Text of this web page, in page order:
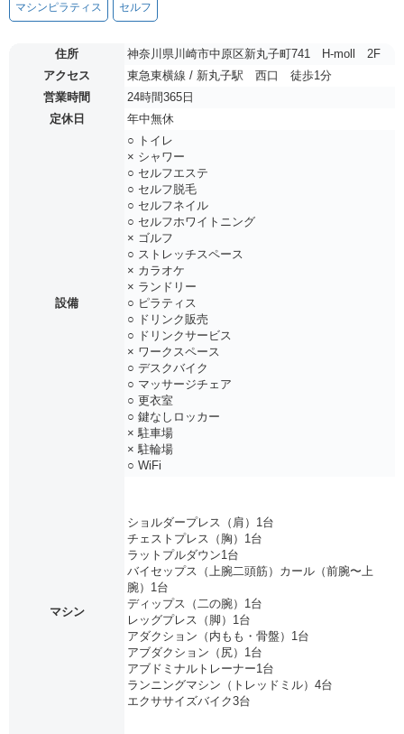
マシンピラティス セルフ
住所
神奈川県川崎市中原区新丸子町741 H-moll 2F
アクセス
東急東横線 / 新丸子駅 西口 徒歩1分
営業時間
24時間365日
定休日
年中無休
設備
○ トイレ
× シャワー
○ セルフエステ
○ セルフ脱毛
○ セルフネイル
○ セルフホワイトニング
× ゴルフ
○ ストレッチスペース
× カラオケ
× ランドリー
○ ピラティス
○ ドリンク販売
○ ドリンクサービス
× ワークスペース
○ デスクバイク
○ マッサージチェア
○ 更衣室
○ 鍵なしロッカー
× 駐車場
× 駐輪場
○ WiFi
マシン
ショルダープレス（肩）1台
チェストプレス（胸）1台
ラットプルダウン1台
バイセップス（上腕二頭筋）カール（前腕〜上
腕）1台
ディップス（二の腕）1台
レッグプレス（脚）1台
アダクション（内もも・骨盤）1台
アブダクション（尻）1台
アブドミナルトレーナー1台
ランニングマシン（トレッドミル）4台
エクササイズバイク3台